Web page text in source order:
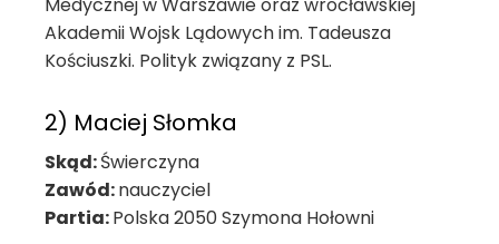
Akademii Wojsk Lądowych im. Tadeusza
Kościuszki. Polityk związany z PSL.
2) Maciej Słomka
Skąd:Świerczyna
Zawód:nauczyciel
Partia:Polska 2050 Szymona Hołowni